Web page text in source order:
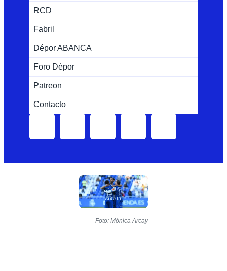
RCD
Fabril
Dépor ABANCA
Foro Dépor
Patreon
Contacto
Foto: Mónica Arcay